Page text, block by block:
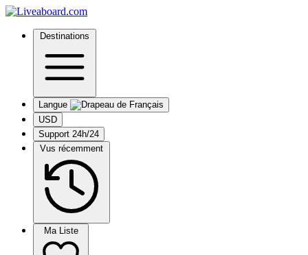
Destinations
Langue
USD
Support 24h/24
Vus récemment
Ma Liste